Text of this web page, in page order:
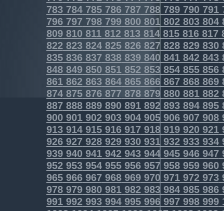
783784785786787 788 789790791
796797 798799800 801802803804
809810811812813814815816817
822823824825826827 828829830
835836837 838839840 841842843
848849850 851852853 854855856
861862863864865866 867868869
874875876877 878879 880881882
887888889890891892 893894895
900901902903904905 906907908
913914915916917918 919920921
926927928929930931932933934
939940941942943944945946947
952953954955956957 958959960
965966967968969970 971972973
978979980981982983 984985986
991992993994995996 997998999